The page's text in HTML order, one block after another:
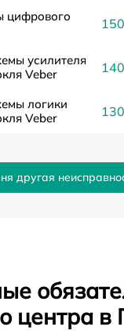
цифрового
усилителя
Veber
логики
Veber
другая
центра в